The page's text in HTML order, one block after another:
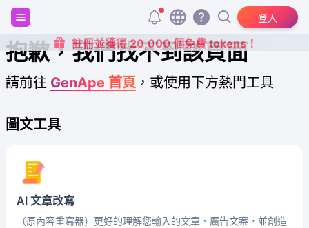
登入
註冊並獲得 20,000 個免費 tokens！
抱歉，我們找不到該頁面
請前往 GenApe 首頁 ，或使用下方熱門工具
圖文工具
AI 文章改寫
（原內容重寫器）更好的理解您輸入的文章、廣告文案，並創造